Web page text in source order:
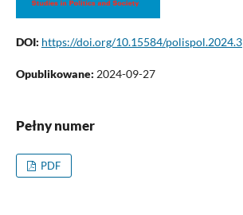
DOI: https://doi.org/10.15584/polispol.2024.3
Opublikowane: 2024-09-27
Pełny numer
PDF